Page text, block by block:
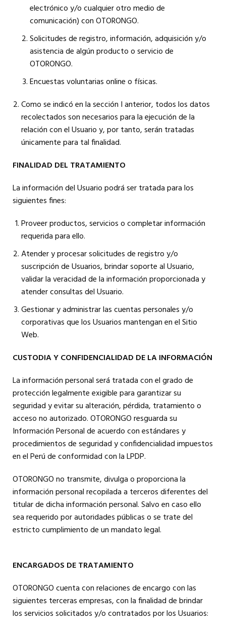
electrónico y/o cualquier otro medio de
comunicación) con OTORONGO.
Solicitudes de registro, información, adquisición y/o
asistencia de algún producto o servicio de
OTORONGO.
Encuestas voluntarias online o físicas.
Como se indicó en la sección I anterior, todos los datos
recolectados son necesarios para la ejecución de la
relación con el Usuario y, por tanto, serán tratadas
únicamente para tal finalidad.
FINALIDAD DEL TRATAMIENTO
La información del Usuario podrá ser tratada para los
siguientes fines:
Proveer productos, servicios o completar información
requerida para ello.
Atender y procesar solicitudes de registro y/o
suscripción de Usuarios, brindar soporte al Usuario,
validar la veracidad de la información proporcionada y
atender consultas del Usuario.
Gestionar y administrar las cuentas personales y/o
corporativas que los Usuarios mantengan en el Sitio
Web.
CUSTODIA Y CONFIDENCIALIDAD DE LA INFORMACIÓN
La información personal será tratada con el grado de
protección legalmente exigible para garantizar su
seguridad y evitar su alteración, pérdida, tratamiento o
acceso no autorizado. OTORONGO resguarda su
Información Personal de acuerdo con estándares y
procedimientos de seguridad y confidencialidad impuestos
en el Perú de conformidad con la LPDP.
OTORONGO no transmite, divulga o proporciona la
información personal recopilada a terceros diferentes del
titular de dicha información personal. Salvo en caso ello
sea requerido por autoridades públicas o se trate del
estricto cumplimiento de un mandato legal.
ENCARGADOS DE TRATAMIENTO
OTORONGO cuenta con relaciones de encargo con las
siguientes terceras empresas, con la finalidad de brindar
los servicios solicitados y/o contratados por los Usuarios: